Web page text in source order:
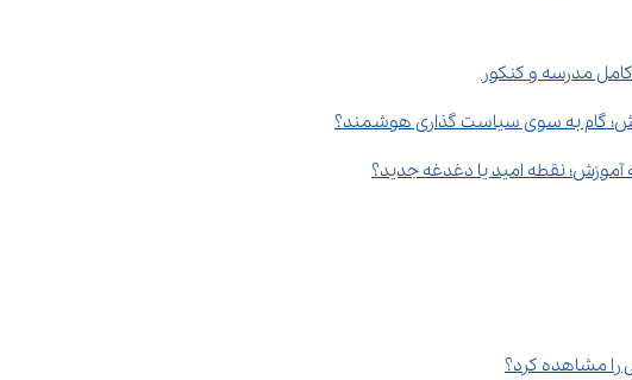
مدرسه و کنکور
گام به سوی سیاست گذاری هوشمند؟
نقطه امید یا دغدغه جدید؟